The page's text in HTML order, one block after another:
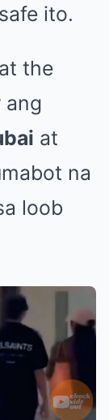
ito.
at the
ang
at
na
loob